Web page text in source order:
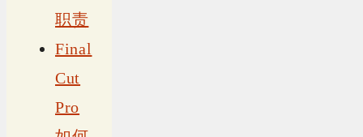
职责
Final
Cut
Pro